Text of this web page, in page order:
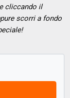
cliccando il
scorri a fondo